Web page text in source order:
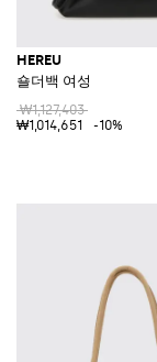
HEREU
숄더백 여성
₩1,127,403
₩1,014,651
-10%